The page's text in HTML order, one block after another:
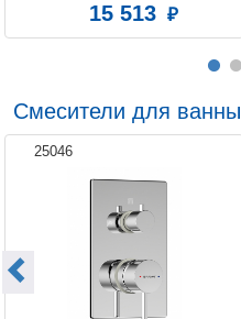
15 513
Смесители для ванны
25046